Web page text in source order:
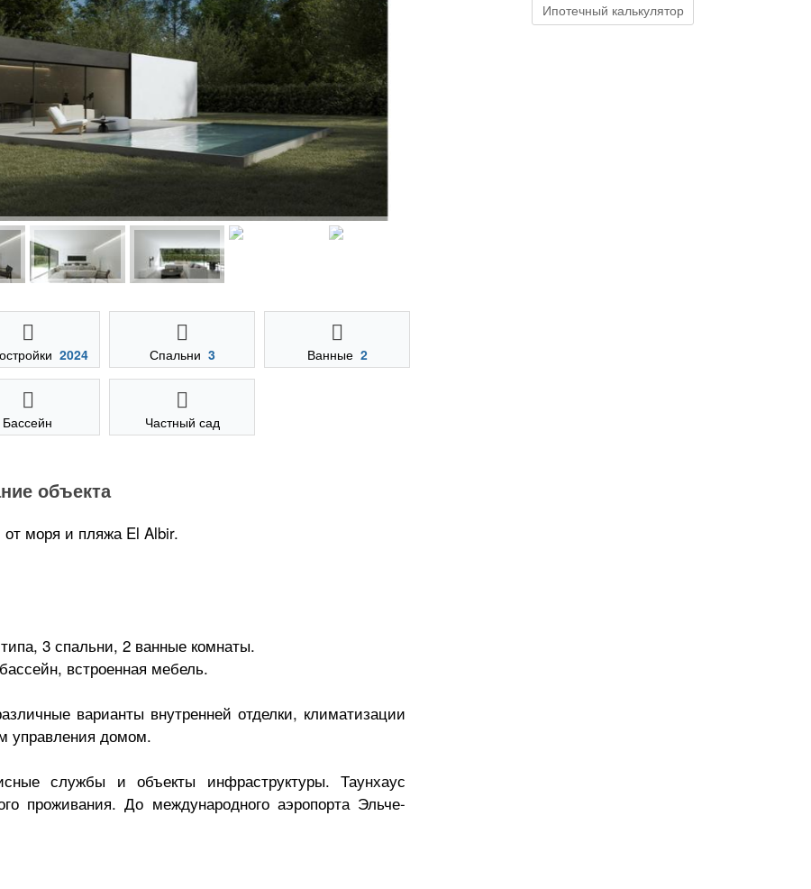
2024 Спальни 3 Ванные 2
Бассейн Частный сад
объекта
моря и пляжа El Albir.
3 спальни, 2 ванные комнаты.
встроенная мебель.
варианты внутренней отделки, климатизации
управления домом.
службы и объекты инфраструктуры. Таунхаус
проживания. До международного аэропорта Эльче-
Ипотечный калькулятор